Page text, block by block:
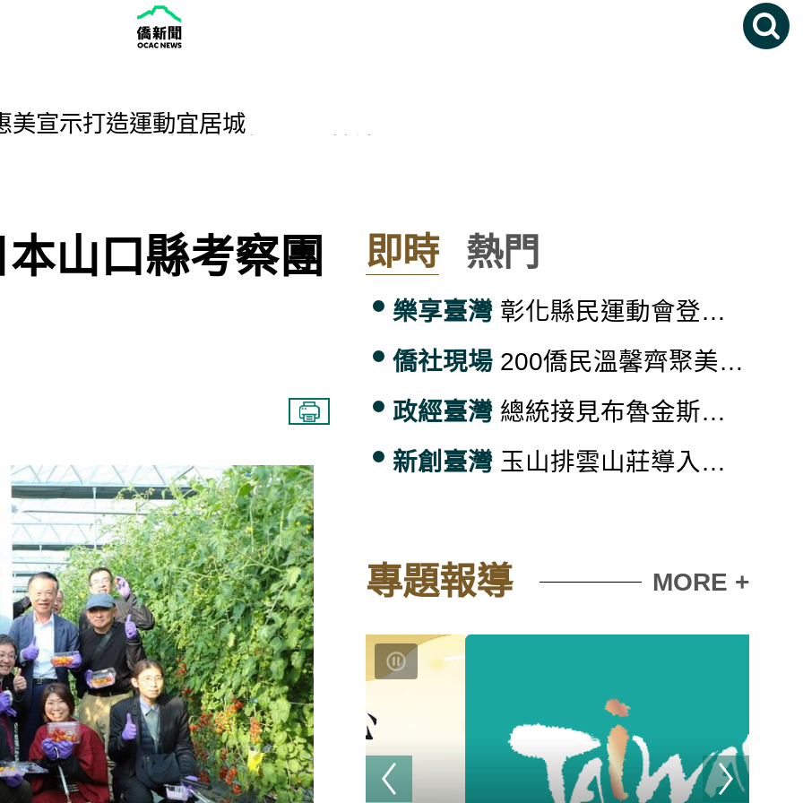
美宣示打造運動宜居城
語 工程師歐德納：把中文當成一輩子的旅程
賓 重申臺灣堅定強化國防力量與經濟韌性 與國際社會肩並肩維持和平穩定
得獎人邱坤良、廖慶松、徐仁修致敬，並堅定捍衛文化部預算
山口縣考察團 即時 熱門
樂享臺灣 彰化縣民運動會登場 王惠美宣示打造運動宜居城
僑社現場 200僑民溫馨齊聚美東空軍子弟小學聯誼會年會 傳承忠勇精神
政經臺灣 總統接見布魯金斯研究院訪團 盼臺美持續深化各領域夥伴關係 共同維護世界和平穩定
新創臺灣 玉山排雲山莊導入國產材 營造溫潤質感淡雅木香
專題報導 MORE +